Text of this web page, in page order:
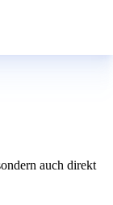
auch direkt